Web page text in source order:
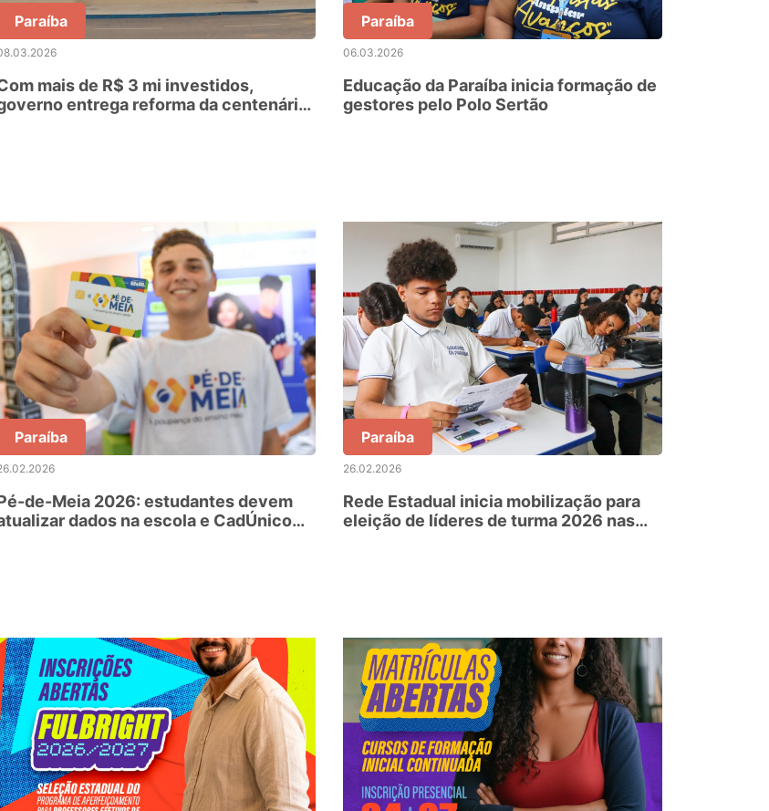
Paraíba
mais de R$ 3 mi investidos,
entrega reforma da centenária
Paraíba
06.03.2026
Educação da Paraíba inicia formação de
gestores pelo Polo Sertão
Paraíba
de-Meia 2026: estudantes devem
dados na escola e CadÚnico
Paraíba
26.02.2026
Rede Estadual inicia mobilização para
eleição de líderes de turma 2026 nas